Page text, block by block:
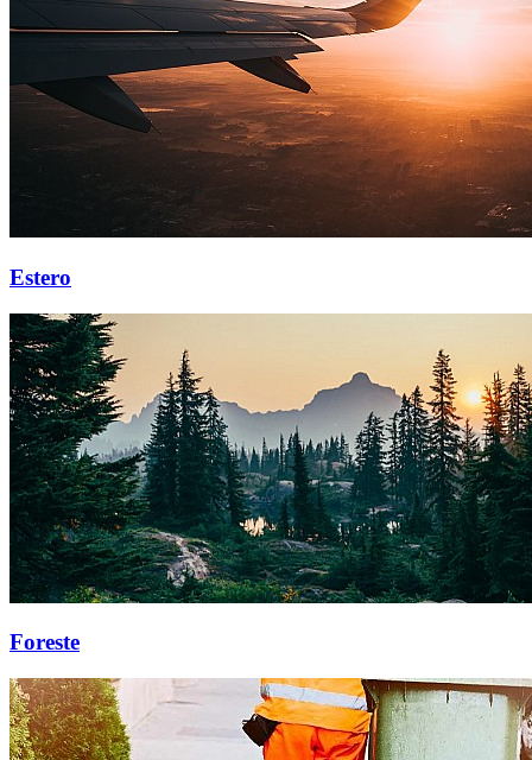
Estero
Foreste